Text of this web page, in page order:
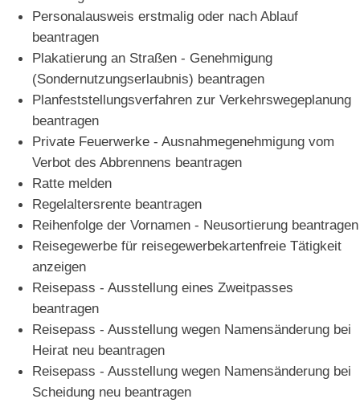
Personalausweis erstmalig oder nach Ablauf
beantragen
Plakatierung an Straßen - Genehmigung
(Sondernutzungserlaubnis) beantragen
Planfeststellungsverfahren zur Verkehrswegeplanung
beantragen
Private Feuerwerke - Ausnahmegenehmigung vom
Verbot des Abbrennens beantragen
Ratte melden
Regelaltersrente beantragen
Reihenfolge der Vornamen - Neusortierung beantragen
Reisegewerbe für reisegewerbekartenfreie Tätigkeit
anzeigen
Reisepass - Ausstellung eines Zweitpasses
beantragen
Reisepass - Ausstellung wegen Namensänderung bei
Heirat neu beantragen
Reisepass - Ausstellung wegen Namensänderung bei
Scheidung neu beantragen